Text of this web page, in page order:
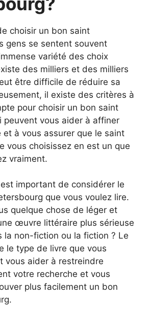
choisir un bon saint
gens se sentent souvent
variété des choix
des milliers et des milliers
être difficile de réduire sa
il existe des critères à
pour choisir un bon saint
peuvent vous aider à affiner
et à vous assurer que le saint
vous choisissez en est un que
vraiment.
important de considérer le
que vous voulez lire.
quelque chose de léger et
œuvre littéraire plus sérieuse
la non-fiction ou la fiction ? Le
le type de livre que vous
vous aider à restreindre
votre recherche et vous
plus facilement un bon